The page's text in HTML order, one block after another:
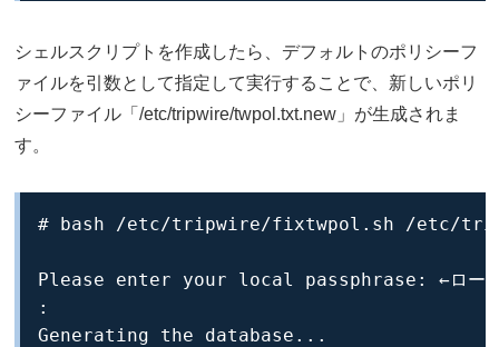
シェルスクリプトを作成したら、デフォルトのポリシーフ
ァイルを引数として指定して実行することで、新しいポリ
シーファイル「/etc/tripwire/twpol.txt.new」が生成されま
す。
# bash /etc/tripwire/fixtwpol.sh /etc/
Please enter your local passphrase: ←ローカル
:
Generating the database...